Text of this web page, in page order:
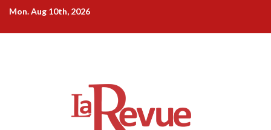
Skip
content
Mon. Aug 10th, 2026